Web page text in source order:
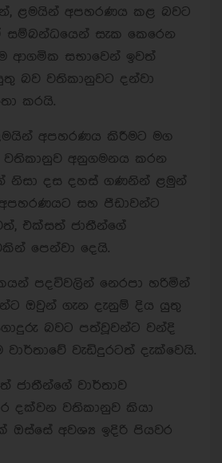
ළමයින් අපහරණය කළ බවට
සම්බන්ධයෙන් සැක කෙරෙන
ආගමික සභාවෙන් ඉවත්
බව වතිකානුවට දන්වා
කරයි.
අපහරණය කිරීමට මග
වතිකානුව අනුගමනය කරන
නිසා දස දහස් ගණනින් ළමුන්
සහ පීඩාවන්ට
එක්සත් ජාතීන්ගේ
පෙන්වා දෙයි.
පදවිවලින් නෙරපා හරිමින්
ඔවුන් ගැන දැනුම් දිය යුතු
බවට පත්වූවන්ට වන්දි
වැඩිදුරටත් දැක්වෙයි.
ජාතීන්ගේ වාර්තාව
දක්වන වතිකානුව කියා
ඔස්සේ අවශ්‍ය ඉදිරි පියවර